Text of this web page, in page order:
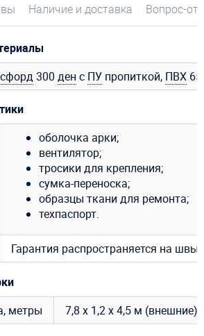
Наличие и доставка Вопрос-
300 ден с ПУ пропиткой, ПВХ
оболочка арки;
вентилятор;
тросики для крепления;
сумка-переноска;
образцы ткани для ремонта;
техпаспорт.
Гарантия распространяется на
метры
7,8 х 1,2 х 4,5 м